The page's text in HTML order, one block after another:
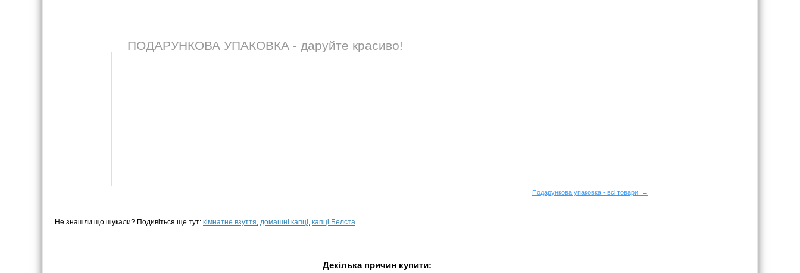
ПОДАРУНКОВА УПАКОВКА - даруйте красиво!
Подарункова упаковка - всі товари →
Не знашли що шукали? Подивіться ще тут: кімнатне взуття домашні капці капці Белста
Декілька причин купити: